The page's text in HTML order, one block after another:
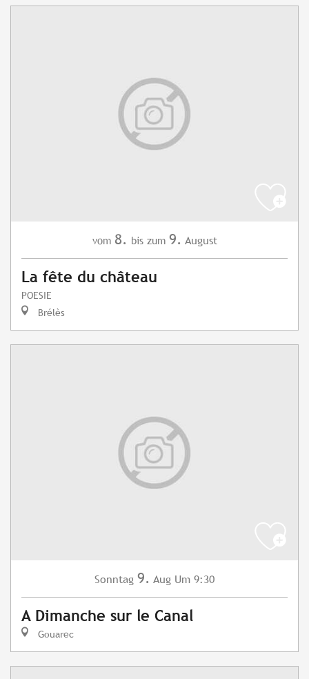
vom 8. bis zum 9. August
La fête du château
POESIE
Brélès
Sonntag 9. Aug Um 9:30
A Dimanche sur le Canal
Gouarec